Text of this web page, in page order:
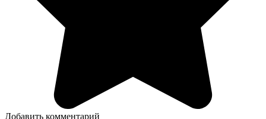
Добавить комментарий